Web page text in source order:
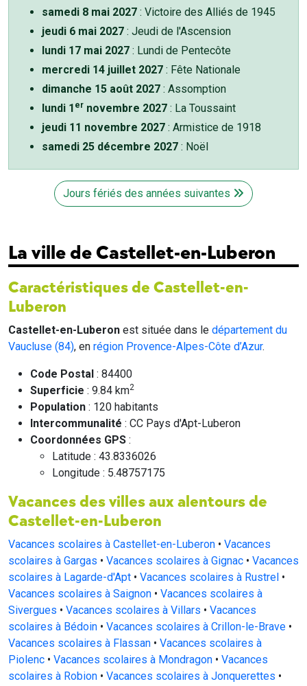
samedi 8 mai 2027 : Victoire des Alliés de 1945
jeudi 6 mai 2027 : Jeudi de l'Ascension
lundi 17 mai 2027 : Lundi de Pentecôte
mercredi 14 juillet 2027 : Fête Nationale
dimanche 15 août 2027 : Assomption
lundi 1 er novembre 2027 : La Toussaint
jeudi 11 novembre 2027 : Armistice de 1918
samedi 25 décembre 2027 : Noël
Jours fériés des années suivantes
La ville de Castellet-en-Luberon
Caractéristiques de Castellet-en-
Luberon
Castellet-en-Luberon est située dans le département du
Vaucluse (84), en région Provence-Alpes-Côte d’Azur.
Code Postal : 84400
Superficie : 9.84 km2
Population : 120 habitants
Intercommunalité : CC Pays d'Apt-Luberon
Coordonnées GPS :
Latitude : 43.8336026
Longitude : 5.48757175
Vacances des villes aux alentours de
Castellet-en-Luberon
Vacances scolaires à Castellet-en-Luberon • Vacances
scolaires à Gargas • Vacances scolaires à Gignac • Vacances
scolaires à Lagarde-d'Apt • Vacances scolaires à Rustrel •
Vacances scolaires à Saignon • Vacances scolaires à
Sivergues • Vacances scolaires à Villars • Vacances
scolaires à Bédoin • Vacances scolaires à Crillon-le-Brave •
Vacances scolaires à Flassan • Vacances scolaires à
Piolenc • Vacances scolaires à Mondragon • Vacances
scolaires à Robion • Vacances scolaires à Jonquerettes •